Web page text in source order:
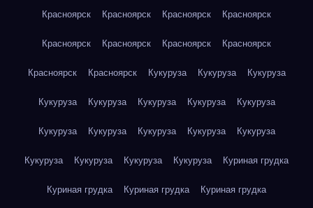
Красноярск Красноярск Красноярск Красноярск
Красноярск Красноярск Красноярск Красноярск
Красноярск Красноярск Кукуруза Кукуруза Кукуруза
Кукуруза Кукуруза Кукуруза Кукуруза Кукуруза
Кукуруза Кукуруза Кукуруза Кукуруза Кукуруза
Кукуруза Кукуруза Кукуруза Кукуруза Куриная грудка
Куриная грудка Куриная грудка Куриная грудка